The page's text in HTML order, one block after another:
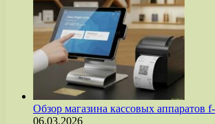
Обзор магазина кассовых аппаратов
06.03.2026